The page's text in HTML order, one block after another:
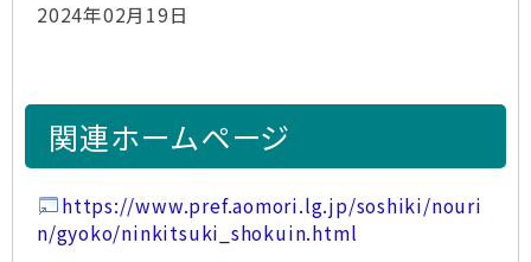
2024年02月19日
関連ホームページ
https://www.pref.aomori.lg.jp/soshiki/nouri
n/gyoko/ninkitsuki_shokuin.html